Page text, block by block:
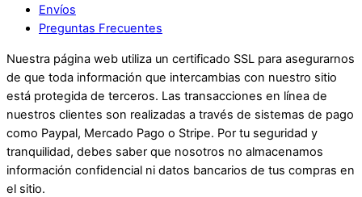
Envíos
Preguntas Frecuentes
Nuestra página web utiliza un certificado SSL para asegurarnos
de que toda información que intercambias con nuestro sitio
está protegida de terceros. Las transacciones en línea de
nuestros clientes son realizadas a través de sistemas de pago
como Paypal, Mercado Pago o Stripe. Por tu seguridad y
tranquilidad, debes saber que nosotros no almacenamos
información confidencial ni datos bancarios de tus compras en
el sitio.